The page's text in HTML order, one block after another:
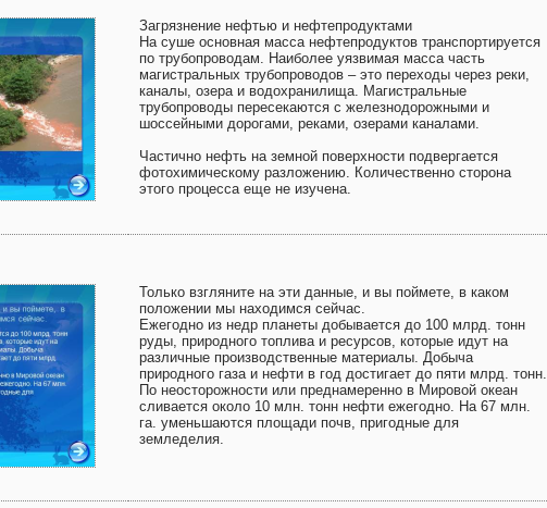
Загрязнение нефтью и нефтепродуктами
На суше основная масса нефтепродуктов транспортируется
по трубопроводам. Наиболее уязвимая масса часть
магистральных трубопроводов – это переходы через реки,
каналы, озера и водохранилища. Магистральные
трубопроводы пересекаются с железнодорожными и
шоссейными дорогами, реками, озерами каналами.
Частично нефть на земной поверхности подвергается
фотохимическому разложению. Количественно сторона
этого процесса еще не изучена.
Только взгляните на эти данные, и вы поймете, в каком
положении мы находимся сейчас.
Ежегодно из недр планеты добывается до 100 млрд. тонн
руды, природного топлива и ресурсов, которые идут на
различные производственные материалы. Добыча
природного газа и нефти в год достигает до пяти млрд. тонн.
По неосторожности или преднамеренно в Мировой океан
сливается около 10 млн. тонн нефти ежегодно. На 67 млн.
га. уменьшаются площади почв, пригодные для
земледелия.